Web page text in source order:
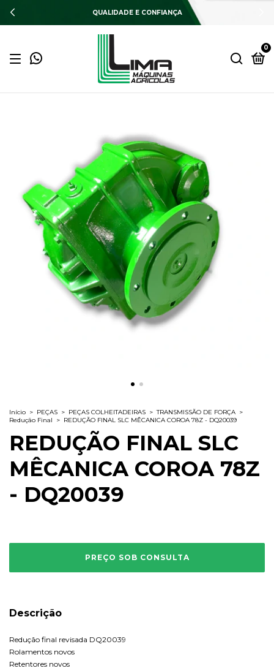
QUALIDADE E CONFIANÇA
0
Início > PEÇAS > PEÇAS COLHEITADEIRAS > TRANSMISSÃO DE FORÇA >
Redução Final
> REDUÇÃO FINAL SLC MÊCANICA COROA 78Z - DQ20039
REDUÇÃO FINAL SLC
MÊCANICA COROA 78Z
- DQ20039
Descrição
Redução final revisada DQ20039
Rolamentos novos
Retentores novos